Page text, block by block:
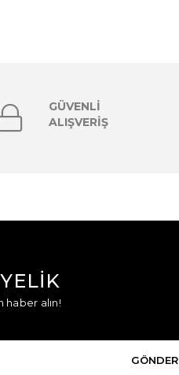
GÜVENLİ
ALIŞVERİŞ
haber alın!
GÖNDER